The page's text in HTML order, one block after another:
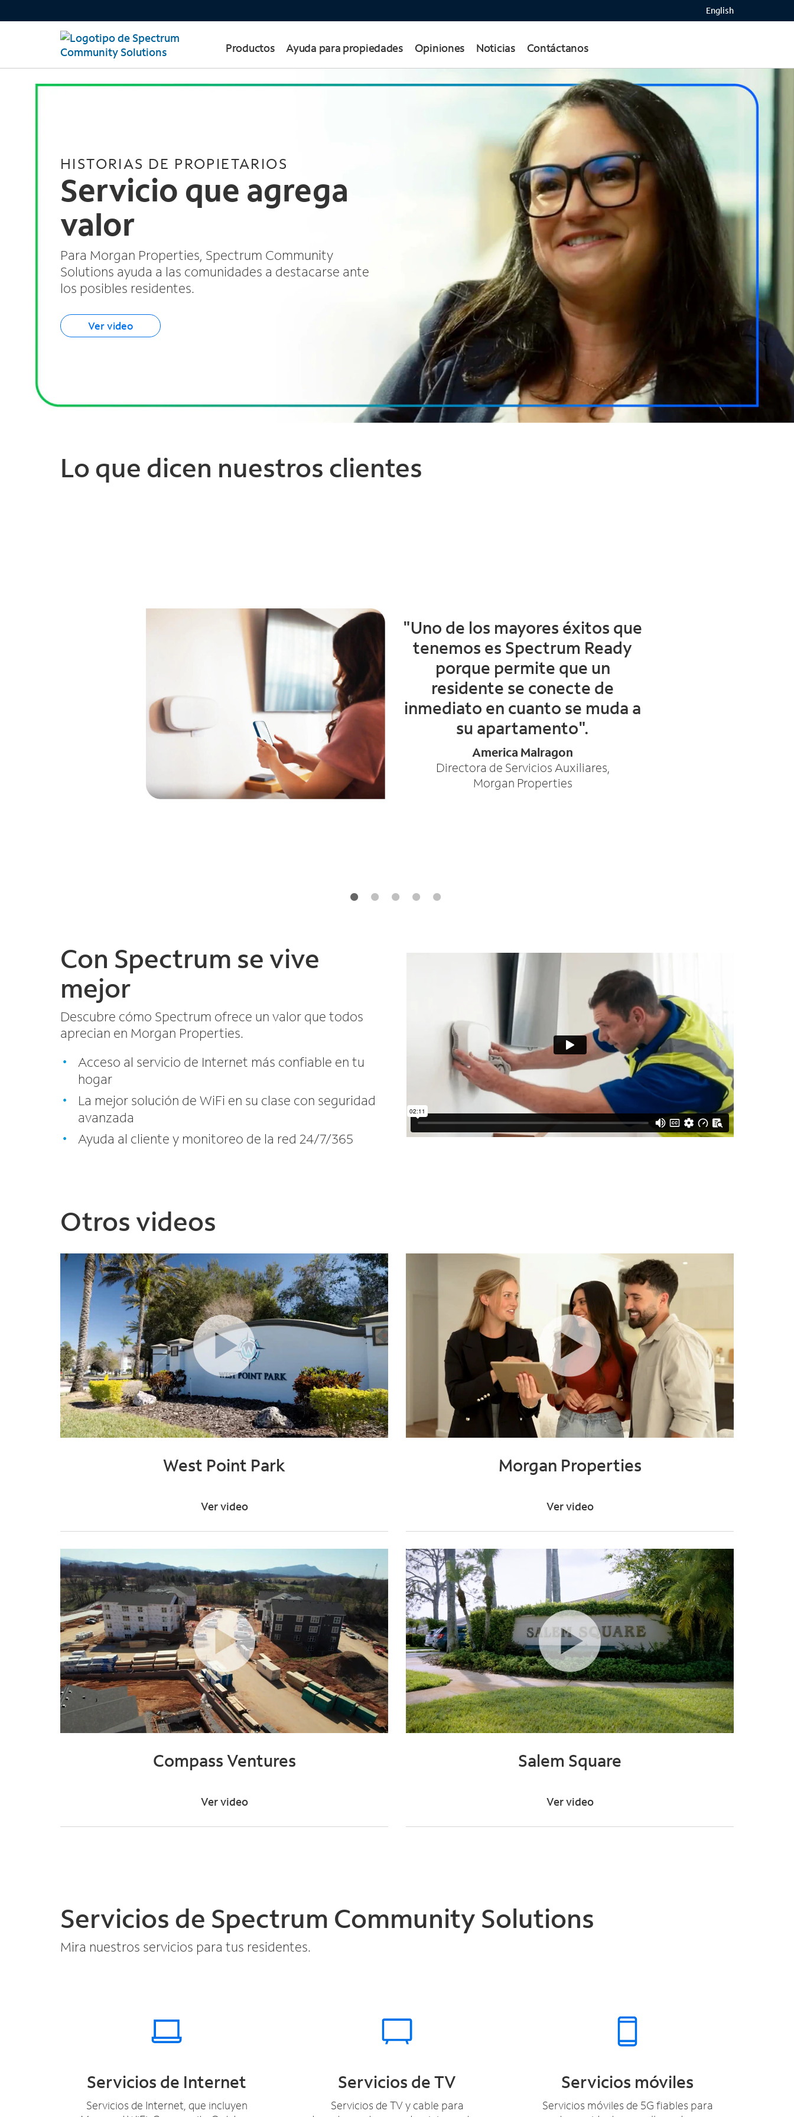
English
Productos Ayuda para propiedades Opiniones Noticias Contáctanos
HISTORIAS DE PROPIETARIOS
Servicio que agrega
valor
Para Morgan Properties, Spectrum Community
Solutions ayuda a las comunidades a destacarse ante
los posibles residentes.
Ver video
Lo que dicen nuestros clientes
"Uno de los mayores éxitos que
tenemos es Spectrum Ready
porque permite que un
residente se conecte de
inmediato en cuanto se muda a
su apartamento".
America Malragon
Directora de Servicios Auxiliares,
Morgan Properties
Con Spectrum se vive
mejor
Descubre cómo Spectrum ofrece un valor que todos
aprecian en Morgan Properties.
Acceso al servicio de Internet más confiable en tu
hogar
La mejor solución de WiFi en su clase con seguridad
avanzada
Ayuda al cliente y monitoreo de la red 24/7/365
Otros videos
West Point Park
Ver video
Morgan Properties
Ver video
Compass Ventures
Ver video
Salem Square
Ver video
Servicios de Spectrum Community Solutions
Mira nuestros servicios para tus residentes.
Servicios de Internet
Servicios de Internet, que incluyen
Servicios de TV
Servicios de TV y cable para
Servicios móviles
Servicios móviles de 5G fiables para